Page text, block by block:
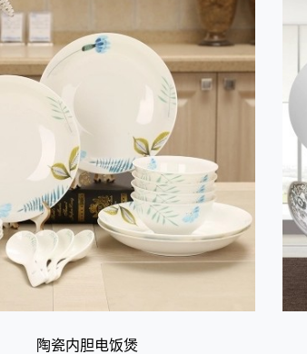
陶瓷内胆电饭煲